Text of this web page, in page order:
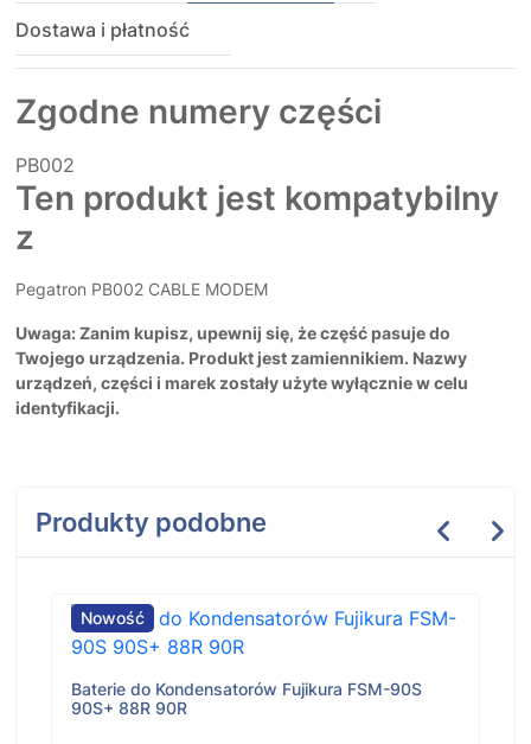
Dostawa i płatność
Zgodne numery części
PB002
Ten produkt jest kompatybilny
z
Pegatron PB002 CABLE MODEM
Uwaga: Zanim kupisz, upewnij się, że część pasuje do
Twojego urządzenia. Produkt jest zamiennikiem. Nazwy
urządzeń, części i marek zostały użyte wyłącznie w celu
identyfikacji.
Produkty podobne
Nowość
Baterie do Kondensatorów Fujikura FSM-90S
90S+ 88R 90R